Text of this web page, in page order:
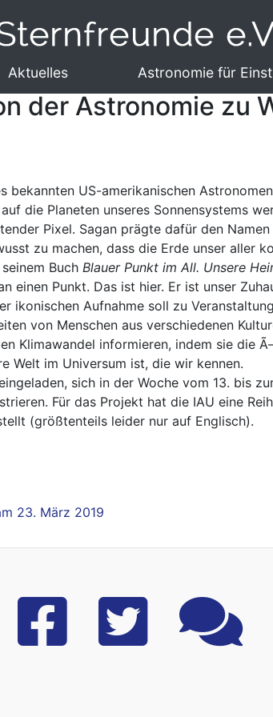
Aktuelles Astronomie für
der Astronomie zu
bekannten US-amerikanischen
die Planeten unseres Sonnensystems
Pixel. Sagan prägte dafür den
zu machen, dass die Erde unser aller
Buch Blauer Punkt im All. Unsere
einen Punkt. Das ist hier. Er ist unser
ikonischen Aufnahme soll zu
von Menschen aus verschiedenen
Klimawandel informieren, indem sie die
Welt im Universum ist, die wir kennen.
sich in der Woche vom 13. bis
Für das Projekt hat die IAU eine
(größtenteils leider nur auf Englisch).
23. März 2019